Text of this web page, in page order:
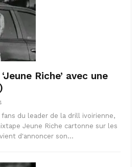
Riche’ avec une
du leader de la drill ivoirienne,
Jeune Riche cartonne sur les
d'annoncer son…